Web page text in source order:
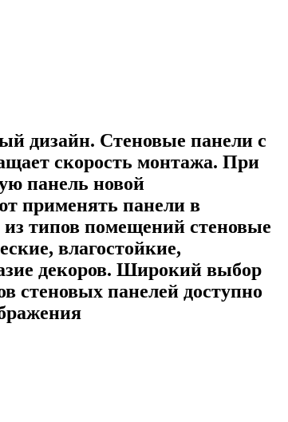
дизайн. Стеновые панели с
скорость монтажа. При
панель новой
применять панели в
типов помещений стеновые
влагостойкие,
декоров. Широкий выбор
стеновых панелей доступно